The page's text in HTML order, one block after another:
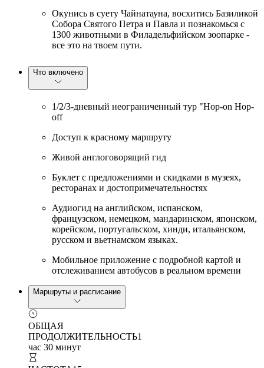
Окунись в суету Чайнатауна, восхитись Базиликой
Собора Святого Петра и Павла и познакомься с
1300 животными в Филадельфийском зоопарке -
все это на твоем пути.
Что включено
1/2/3-дневный неограниченный тур "Hop-on Hop-
off
Доступ к красному маршруту
Живой англоговорящий гид
Буклет с предложениями и скидками в музеях,
ресторанах и достопримечательностях
Аудиогид на английском, испанском,
французском, немецком, мандаринском, японском,
корейском, португальском, хинди, итальянском,
русском и вьетнамском языках.
Мобильное приложение с подробной картой и
отслеживанием автобусов в реальном времени
Маршруты и расписание
ОБЩАЯ
ПРОДОЛЖИТЕЛЬНОСТЬ1
час 30 минут